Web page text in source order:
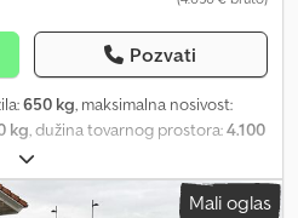
Pozvati
650 kg, maksimalna nosivost:
kg , dužina tovarnog prostora:4.100
2.040 mm
proizvođača TEMARED,
prikolica pogodna za
Mali oglas